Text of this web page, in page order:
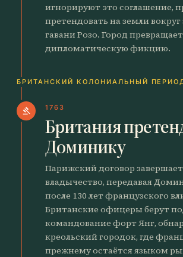
игнорируют это соглашение,
претендовать на земли
гавани Розо. Город
дипломатическую фикцию.
БРИТАНСКИЙ КОЛОНИАЛЬНЫЙ
gavel 1763
Британия
Доминику
Парижский договор
владычество, передавая
после 130 лет французского
Британские офицеры берут
командование форт Янг,
креольский городок, где
прежнему остаётся языком